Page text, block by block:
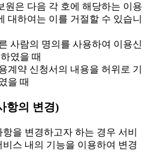
은 다음 각 호에 해당하는 이용
대하여는 이를 거절할 수 있습니
사람의 명의를 사용하여 이용신
였을 때
계약 신청서의 내용을 허위로 기
을 때
항의 변경)
을 변경하고자 하는 경우 서비
스 내의 기능을 이용하여 변경